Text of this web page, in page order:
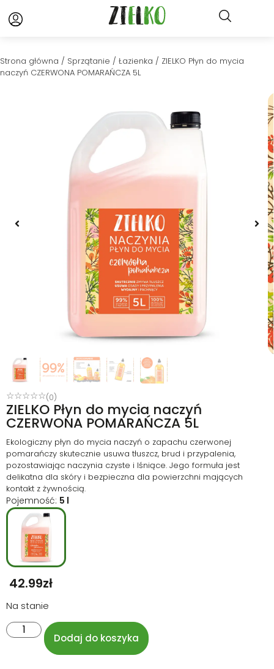
Strona główna / Sprzątanie / Łazienka / ZIELKO Płyn do mycia
naczyń CZERWONA POMARAŃCZA 5L
☆☆☆☆☆(0)
ZIELKO Płyn do mycia naczyń
CZERWONA POMARAŃCZA 5L
Ekologiczny płyn do mycia naczyń o zapachu czerwonej
pomarańczy skutecznie usuwa tłuszcz, brud i przypalenia,
pozostawiając naczynia czyste i lśniące. Jego formuła jest
delikatna dla skóry i bezpieczna dla powierzchni mających
kontakt z żywnością.
Pojemność: 5 l
42.99Zł
Na stanie
Dodaj do koszyka